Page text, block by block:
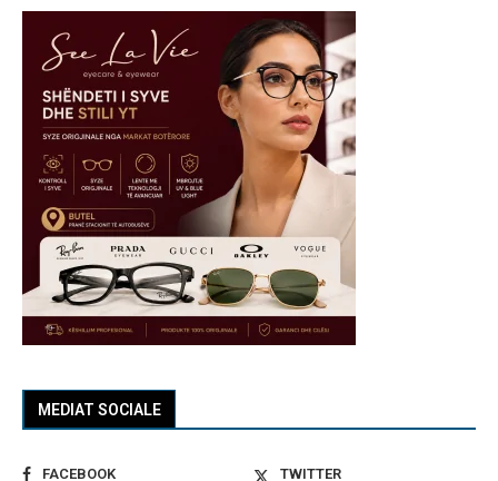
MEDIAT SOCIALE
FACEBOOK
TWITTER